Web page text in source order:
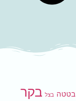
בטטה בצל בקר